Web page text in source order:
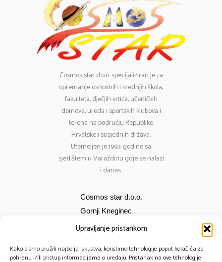
Upravljanje pristankom
Kako bismo pružili najbolja iskustva, koristimo tehnologije poput kolačića za
pohranu i/ili pristup informacijama o uređaju. Pristanak na ove tehnologije
Cosmosstar d.o.o. specijaliziran je za
opremanje osnovnih i srednjih škola,
fakulteta, dječjih vrtića, učeničkih
domova, ureda i sportskih klubova i
terena na području Republike
Hrvatske i susjednih država.
Utemeljen je 1993. godine sa
sjedištem u Varaždinu gdje se nalazi
i danas.
Cosmos star d.o.o.
Gornji Kneginec
Bana Jelačića 12
Tel: 098 284 634